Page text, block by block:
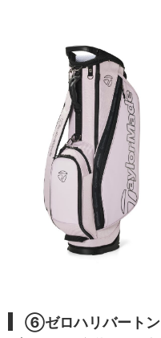
⑥ゼロハリバートン